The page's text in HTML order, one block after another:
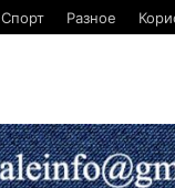
Спорт Разное